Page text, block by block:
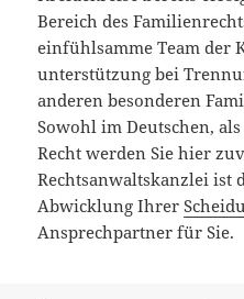
Bereich des
einfühlsamme Team der
unterstützung bei
anderen besonderen
Sowohl im Deutschen,
Recht werden Sie hier
Rechtsanwaltskanzlei ist
Abwicklung Ihrer
Ansprechpartner für Sie.